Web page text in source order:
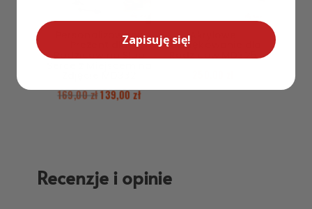
Personalizowany
Prezent dla
Rodziców na Ślub
169,00zł139,00zł
Akrylowe
Podziękowanie dla
Rodziców MD325
Recenzje i opinie
Zapisuję się!